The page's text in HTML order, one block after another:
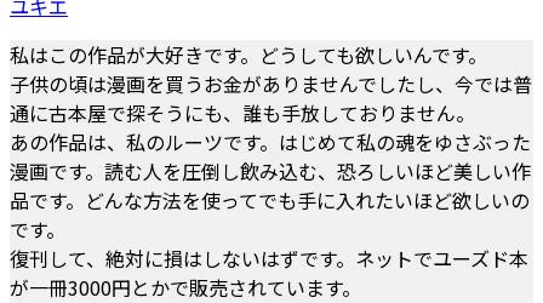
私はこの作品が大好きです。どうしても欲しいんです。
子供の頃は漫画を買うお金がありませんでしたし、今では普
通に古本屋で探そうにも、誰も手放しておりません。
あの作品は、私のルーツです。はじめて私の魂をゆさぶった
漫画です。読む人を圧倒し飲み込む、恐ろしいほど美しい作
品です。どんな方法を使ってでも手に入れたいほど欲しいの
です。
復刊して、絶対に損はしないはずです。ネットでユーズド本
が一冊3000円とかで販売されています。